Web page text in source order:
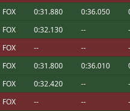
por ti Njoan !!
Njoan!!
por Njoan!
el equipo FR queremos dedicar esta
a nuestro compañero y amigo
es Oasis Driver for Windows
que gestiona las gafas de
WMR
FOX 0:31.880 0:36.050
FOX 0:32.130 --
FOX -- --
FOX 0:31.800 0:36.010
FOX 0:32.420 --
FOX -- --